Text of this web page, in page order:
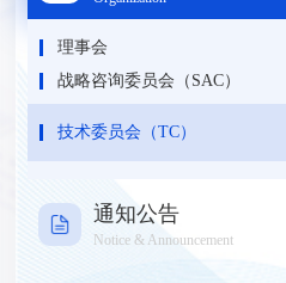
理事会
战略咨询委员会（SAC）
技术委员会（TC）
通知公告
Notice & Announcement